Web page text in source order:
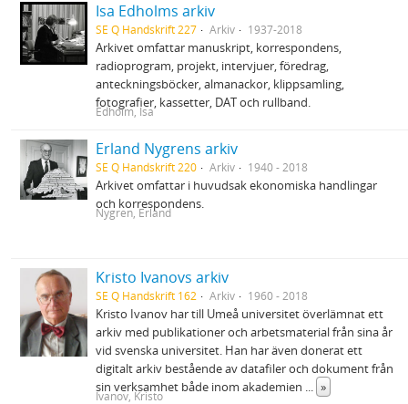
Isa Edholms arkiv
SE Q Handskrift 227 Arkiv 1937-2018
Arkivet omfattar manuskript, korrespondens,
radioprogram, projekt, intervjuer, föredrag,
anteckningsböcker, almanackor, klippsamling,
fotografier, kassetter, DAT och rullband.
Edholm, Isa
Erland Nygrens arkiv
SE Q Handskrift 220 Arkiv 1940 - 2018
Arkivet omfattar i huvudsak ekonomiska handlingar
och korrespondens.
Nygren, Erland
Kristo Ivanovs arkiv
SE Q Handskrift 162 Arkiv 1960 - 2018
Kristo Ivanov har till Umeå universitet överlämnat ett
arkiv med publikationer och arbetsmaterial från sina år
vid svenska universitet. Han har även donerat ett
digitalt arkiv bestående av datafiler och dokument från
sin verksamhet både inom akademien ... »
Ivanov, Kristo